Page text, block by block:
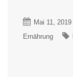
Mai 11, 2019
Ernährung